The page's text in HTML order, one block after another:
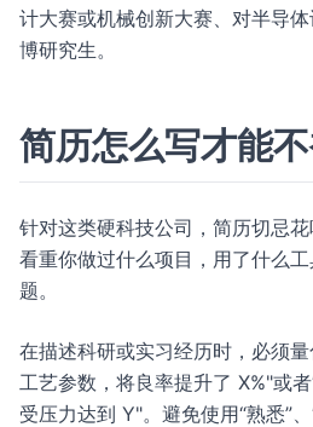
计大赛或机械创新大赛、对半导
博研究生。
简历怎么写才能
针对这类硬科技公司，简历切忌
看重你做过什么项目，用了什么
题。
在描述科研或实习经历时，必须
工艺参数，将良率提升了 X%"或
受压力达到 Y"。避免使用“熟悉”、